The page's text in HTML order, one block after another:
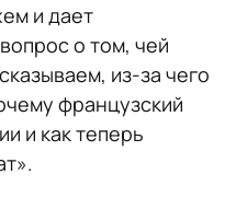
и дает
о том, чей
из-за чего
французский
и как теперь